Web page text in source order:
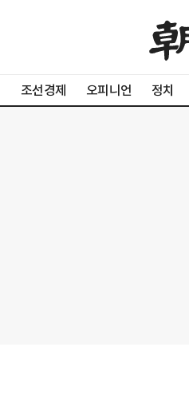
조선경제 오피니언 정치